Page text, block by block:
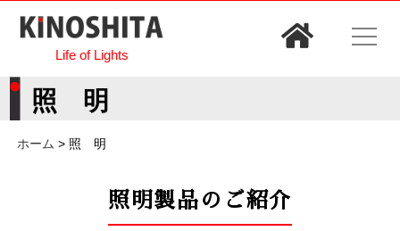
Life of Lights
照 明
ホーム > 照 明
照明製品のご紹介